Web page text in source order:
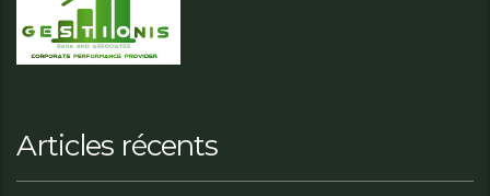
Articles récents